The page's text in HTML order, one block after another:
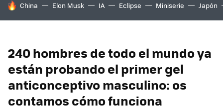
HOY SE HABLA DE
China Elon Musk IA Eclipse Miniserie Japón
240 hombres de todo el mundo ya
están probando el primer gel
anticonceptivo masculino: os
contamos cómo funciona